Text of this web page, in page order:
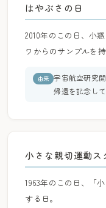
はやぶさの日
2010年のこの日、小
ワからのサンプルを
由来 宇宙航空研究
帰還を記念し
小さな親切運動ス
1963年のこの日、「
する日。